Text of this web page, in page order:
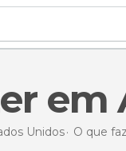
Unidos O que